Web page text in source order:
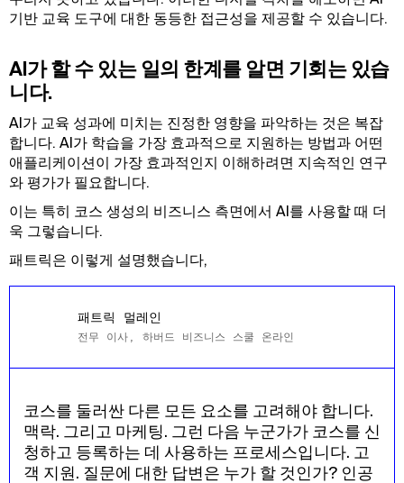
기반 교육 도구에 대한 동등한 접근성을 제공할 수 있습니다.
AI가 할 수 있는 일의 한계를 알면 기회는 있습
니다.
AI가 교육 성과에 미치는 진정한 영향을 파악하는 것은 복잡
합니다. AI가 학습을 가장 효과적으로 지원하는 방법과 어떤
애플리케이션이 가장 효과적인지 이해하려면 지속적인 연구
와 평가가 필요합니다.
이는 특히 코스 생성의 비즈니스 측면에서 AI를 사용할 때 더
욱 그렇습니다.
패트릭은 이렇게 설명했습니다,
패트릭 멀레인
전무 이사, 하버드 비즈니스 스쿨 온라인
코스를 둘러싼 다른 모든 요소를 고려해야 합니다.
맥락. 그리고 마케팅. 그런 다음 누군가가 코스를 신
청하고 등록하는 데 사용하는 프로세스입니다. 고
객 지원. 질문에 대한 답변은 누가 할 것인가? 인공